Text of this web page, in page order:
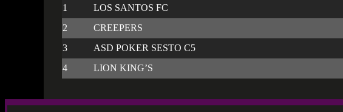
1
LOS SANTOS FC
2
CREEPERS
3
ASD POKER SESTO C5
4
LION KING’S